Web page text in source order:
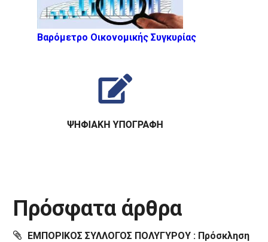
Βαρόμετρο Οικονομικής Συγκυρίας
Πρόσφατα άρθρα
ΕΜΠΟΡΙΚΟΣ ΣΥΛΛΟΓΟΣ ΠΟΛΥΓΥΡΟΥ : Πρόσκληση